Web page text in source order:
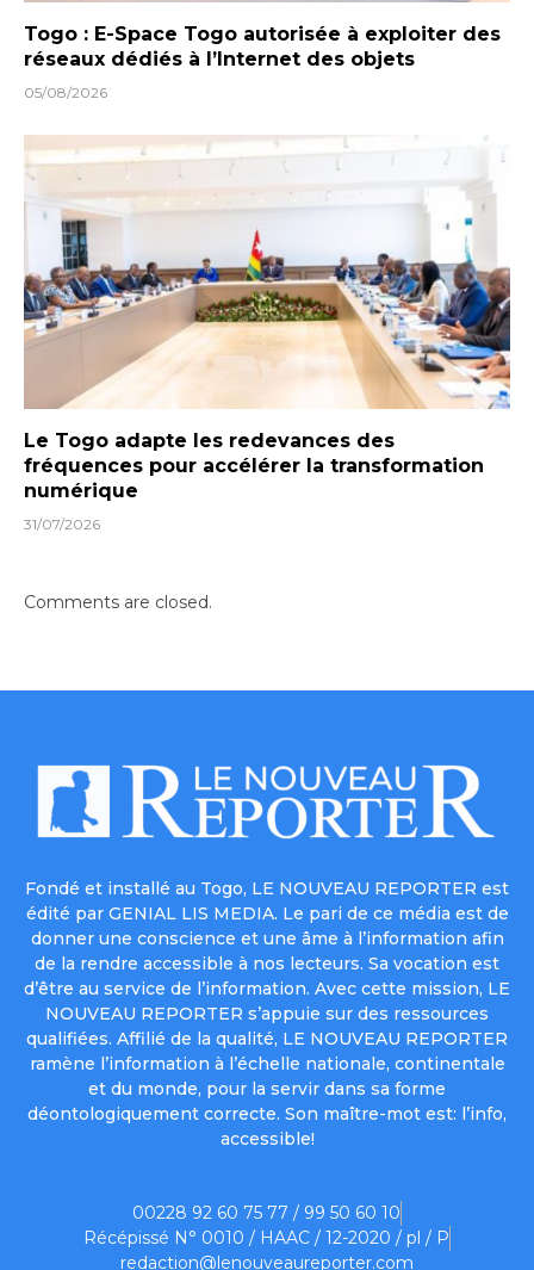
Togo : E-Space Togo autorisée à exploiter des
réseaux dédiés à l’Internet des objets
05/08/2026
Le Togo adapte les redevances des
fréquences pour accélérer la transformation
numérique
31/07/2026
Comments are closed.
Fondé et installé au Togo, LE NOUVEAU REPORTER est
édité par GENIAL LIS MEDIA. Le pari de ce média est de
donner une conscience et une âme à l’information afin
de la rendre accessible à nos lecteurs. Sa vocation est
d’être au service de l’information. Avec cette mission, LE
NOUVEAU REPORTER s’appuie sur des ressources
qualifiées. Affilié de la qualité, LE NOUVEAU REPORTER
ramène l’information à l’échelle nationale, continentale
et du monde, pour la servir dans sa forme
déontologiquement correcte. Son maître-mot est: l’info,
accessible!
00228 92 60 75 77 / 99 50 60 10
Récépissé N° 0010 / HAAC / 12-2020 / pl / P
redaction@lenouveaureporter.com